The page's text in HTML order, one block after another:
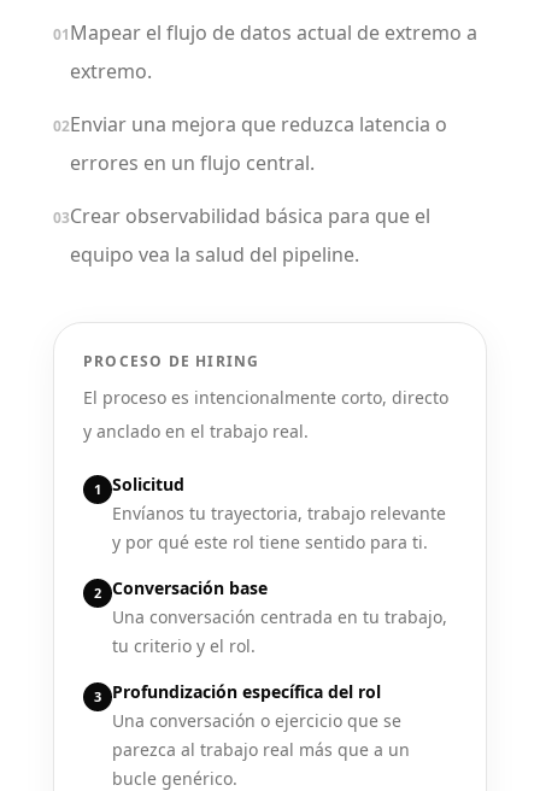
01Mapear el flujo de datos actual de extremo a
extremo.
02Enviar una mejora que reduzca latencia o
errores en un flujo central.
03Crear observabilidad básica para que el
equipo vea la salud del pipeline.
PROCESO DE HIRING
El proceso es intencionalmente corto, directo
y anclado en el trabajo real.
1
Solicitud
Envíanos tu trayectoria, trabajo relevante
y por qué este rol tiene sentido para ti.
2 Conversación base
Una conversación centrada en tu trabajo,
tu criterio y el rol.
3
Profundización específica del rol
Una conversación o ejercicio que se
parezca al trabajo real más que a un
bucle genérico.